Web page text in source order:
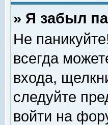
» Я забыл
Не
всегда
входа,
следуйте
войти на